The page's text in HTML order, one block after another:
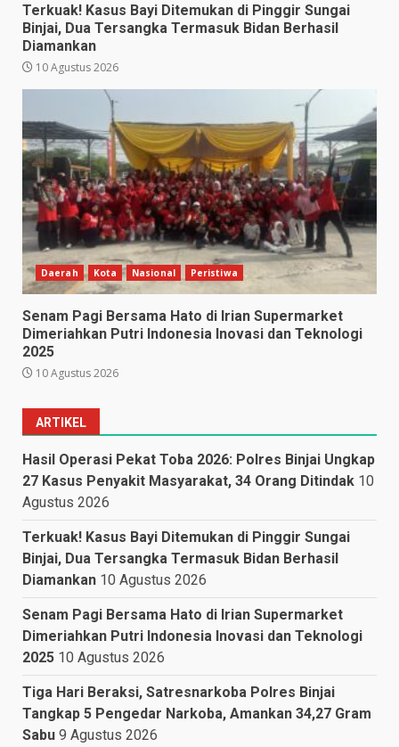
Terkuak! Kasus Bayi Ditemukan di Pinggir Sungai
Binjai, Dua Tersangka Termasuk Bidan Berhasil
Diamankan
10 Agustus 2026
Daerah Kota Nasional Peristiwa
Senam Pagi Bersama Hato di Irian Supermarket
Dimeriahkan Putri Indonesia Inovasi dan Teknologi
2025
10 Agustus 2026
ARTIKEL
Hasil Operasi Pekat Toba 2026: Polres Binjai Ungkap
27 Kasus Penyakit Masyarakat, 34 Orang Ditindak 10
Agustus 2026
Terkuak! Kasus Bayi Ditemukan di Pinggir Sungai
Binjai, Dua Tersangka Termasuk Bidan Berhasil
Diamankan 10 Agustus 2026
Senam Pagi Bersama Hato di Irian Supermarket
Dimeriahkan Putri Indonesia Inovasi dan Teknologi
2025 10 Agustus 2026
Tiga Hari Beraksi, Satresnarkoba Polres Binjai
Tangkap 5 Pengedar Narkoba, Amankan 34,27 Gram
Sabu 9 Agustus 2026